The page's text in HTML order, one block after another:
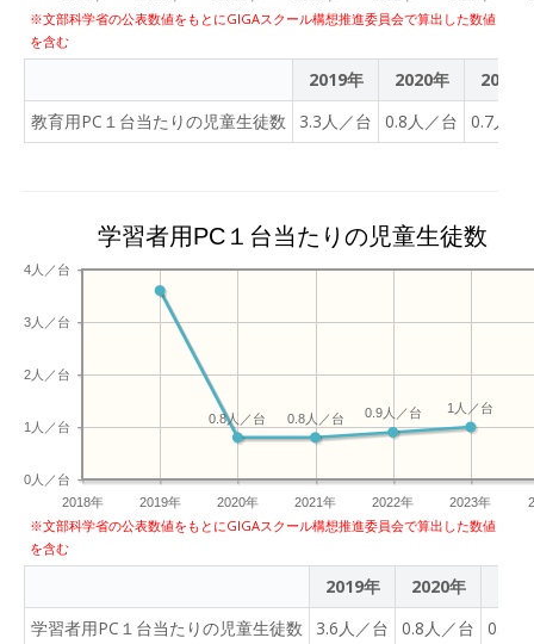
あります」（生徒） 机の上
でいっぱいになり、誤って
落としてしまうことが少な
くないというのだ。 この問
いる」 「勉強に支障はあり
ません」（いずれも3年
テーションで教育委員会に
便利になるはずが 学習の妨
げに! ひび割れたり、穴が
開いたりしたタブレット端
っているタブレットは、机
から落ちてしまうことが少
は壊れたタブレットの修繕
費として、4年間で約260
万円かった。 となりの帯広
※文部科学省の公表数値をもとにGIGAスクール構想推進委員会で算出した数値
を含む
2019年 2020年
2021年
教育用PC１台当たりの児童生徒数
3.3人／台 0.8人／台 0.7人／
学習者用PC１台当たりの児童生徒数
2018年 2019年 2020年 2021年 2022年 2023年
0人／台
1人／台
2人／台
3人／台
4人／台
1人／台
0.9人／台
0.8人／台
0.8人／台
※文部科学省の公表数値をもとにGIGAスクール構想推進委員会で算出した数値
を含む
2019年 2020年
学習者用PC１台当たりの児童生徒数
3.6人／台 0.8人／台 0.8人